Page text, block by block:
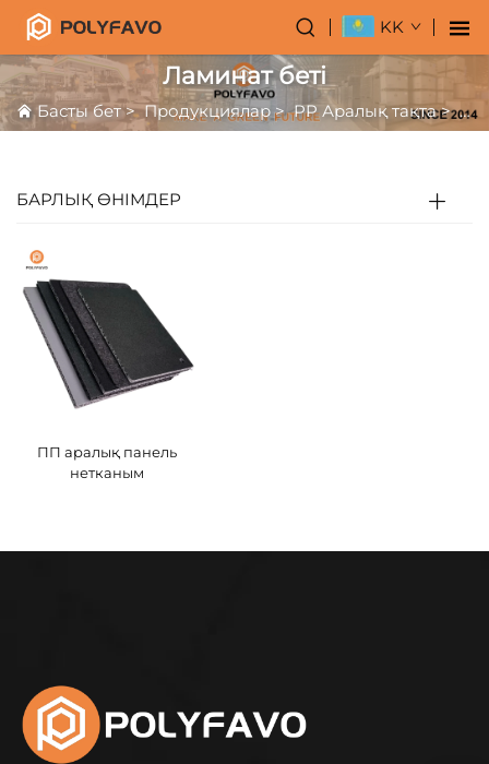
KK
Ламинат беті
Басты бет>Продукциялар>PP Аралық тақта>
БАРЛЫҚ ӨНІМДЕР
ПП аралық панель
нетканым